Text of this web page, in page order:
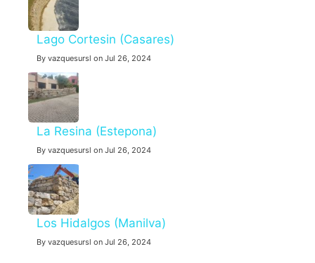
Lago Cortesin (Casares)
By vazquesursl on Jul 26, 2024
La Resina (Estepona)
By vazquesursl on Jul 26, 2024
Los Hidalgos (Manilva)
By vazquesursl on Jul 26, 2024